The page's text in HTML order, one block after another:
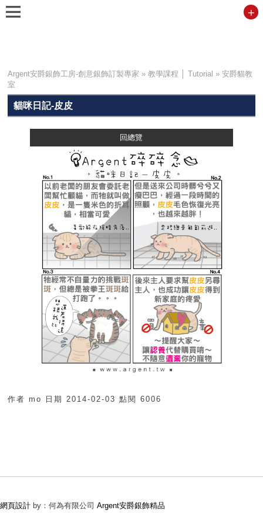
+
Argent安爵銀飾工房-創意銀飾訂製專家 »教學課程 │ Tutorial »安爵貓教
室
貓咪日記-皮皮
回總覽
作者 mo 日期2014-02-03 點閱6006
網頁設計 by：何為有限公司 Argent安爵銀飾精品